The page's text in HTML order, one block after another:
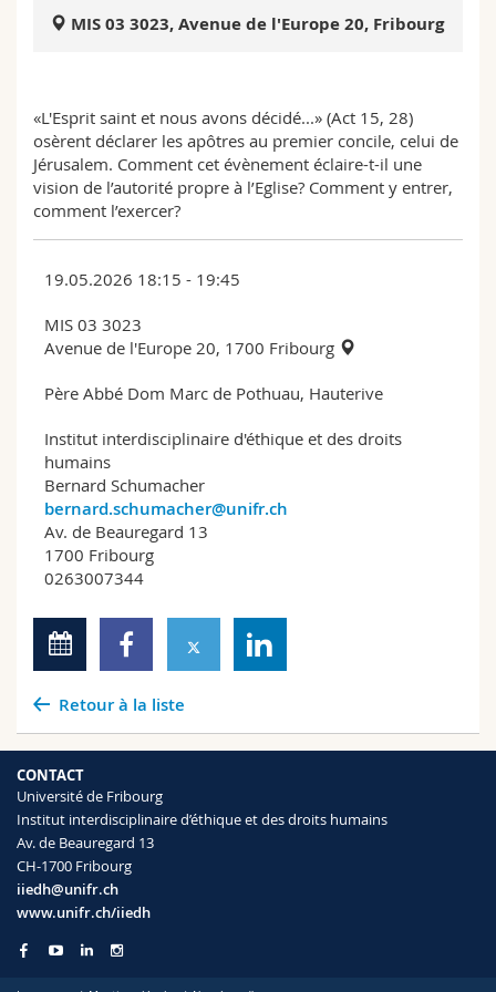
Sciences et médecine
Collaborateurs
Webmail
MyUnifr
MIS 03 3023, Avenue de l'Europe 20, Fribourg
«L'Esprit saint et nous avons décidé...» (Act 15, 28)
osèrent déclarer les apôtres au premier concile, celui de
Jérusalem. Comment cet évènement éclaire-t-il une
vision de l’autorité propre à l’Eglise? Comment y entrer,
comment l’exercer?
19.05.2026 18:15 - 19:45
MIS 03 3023
Avenue de l'Europe 20, 1700 Fribourg
Père Abbé Dom Marc de Pothuau, Hauterive
Institut interdisciplinaire d'éthique et des droits
humains
Bernard Schumacher
bernard.schumacher@unifr.ch
Av. de Beauregard 13
1700 Fribourg
0263007344
Retour à la liste
CONTACT
Université de Fribourg
Institut interdisciplinaire d’éthique et des droits humains
Av. de Beauregard 13
CH-1700 Fribourg
iiedh@unifr.ch
www.unifr.ch/iiedh